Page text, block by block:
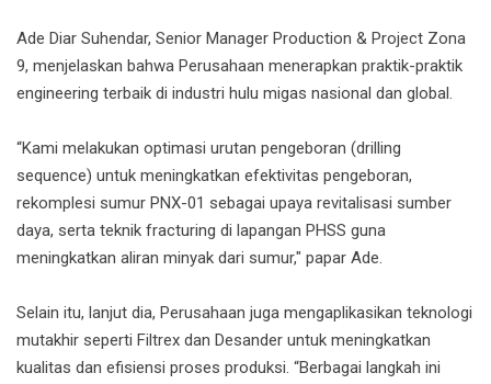
Ade Diar Suhendar, Senior Manager Production & Project Zona
9, menjelaskan bahwa Perusahaan menerapkan praktik-praktik
engineering terbaik di industri hulu migas nasional dan global.
“Kami melakukan optimasi urutan pengeboran (drilling
sequence) untuk meningkatkan efektivitas pengeboran,
rekomplesi sumur PNX-01 sebagai upaya revitalisasi sumber
daya, serta teknik fracturing di lapangan PHSS guna
meningkatkan aliran minyak dari sumur," papar Ade.
Selain itu, lanjut dia, Perusahaan juga mengaplikasikan teknologi
mutakhir seperti Filtrex dan Desander untuk meningkatkan
kualitas dan efisiensi proses produksi. “Berbagai langkah ini